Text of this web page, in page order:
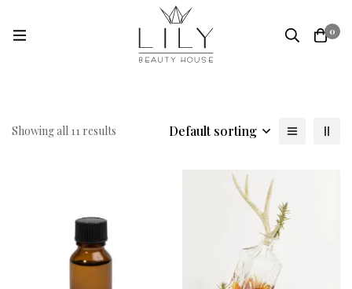
0
Showing all 11 results Default sorting